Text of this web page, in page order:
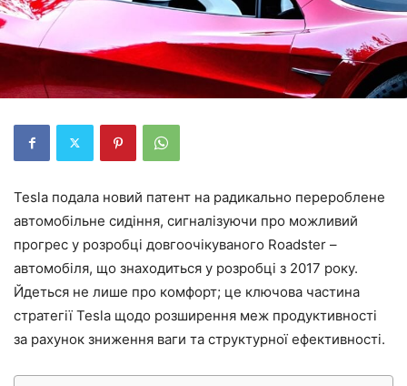
Tesla подала новий патент на радикально перероблене
автомобільне сидіння, сигналізуючи про можливий
прогрес у розробці довгоочікуваного Roadster –
автомобіля, що знаходиться у розробці з 2017 року.
Йдеться не лише про комфорт; це ключова частина
стратегії Tesla щодо розширення меж продуктивності
за рахунок зниження ваги та структурної ефективності.